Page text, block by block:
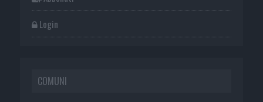
Login
COMUNI